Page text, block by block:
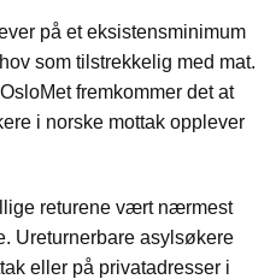
på et eksistensminimum
som tilstrekkelig med mat.
fremkommer det at
i norske mottak opplever
returene vært nærmest
Ureturnerbare asylsøkere
eller på privatadresser i